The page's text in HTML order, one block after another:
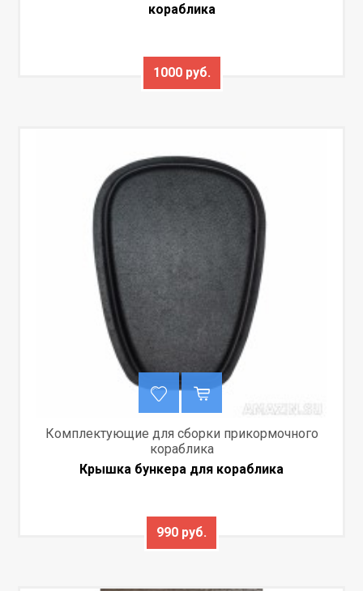
кораблика
1000 руб.
Комплектующие для сборки прикормочного
кораблика
Крышка бункера для кораблика
990 руб.